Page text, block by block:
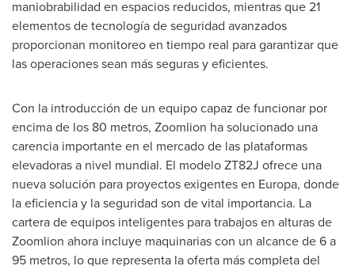
maniobrabilidad en espacios reducidos, mientras que 21
elementos de tecnología de seguridad avanzados
proporcionan monitoreo en tiempo real para garantizar que
las operaciones sean más seguras y eficientes.
Con la introducción de un equipo capaz de funcionar por
encima de los 80 metros, Zoomlion ha solucionado una
carencia importante en el mercado de las plataformas
elevadoras a nivel mundial. El modelo ZT82J ofrece una
nueva solución para proyectos exigentes en Europa, donde
la eficiencia y la seguridad son de vital importancia. La
cartera de equipos inteligentes para trabajos en alturas de
Zoomlion ahora incluye maquinarias con un alcance de 6 a
95 metros, lo que representa la oferta más completa del